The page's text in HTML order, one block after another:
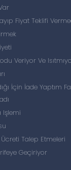
Fiyat Teklifi
Veriyor Ve
İçin İade Yaptım
Işlemi
Talep Etmeleri
Geçiriyor